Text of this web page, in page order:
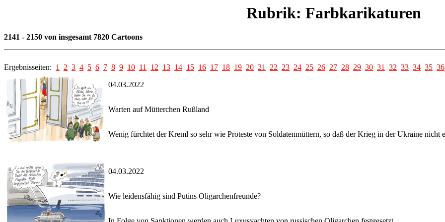
Rubrik: Farbkarikaturen
2141 - 2150 von insgesamt 7820 Cartoons
Ergebnisseiten: 1 2 3 4 5 6 7 8 9 10 11 12 13 14 15 16 17 18 19 20 21 22 23 24 25 26 27 28 29 30 31 32 33 34 35 36
04.03.2022
Warten auf Mütterchen Rußland
Wenig fürchtet der Kreml so sehr wie Proteste von Soldatenmüttern, so daß der Krieg in der Ukraine nicht
04.03.2022
Wie leidensfähig sind Putins Oligarchenfreunde?